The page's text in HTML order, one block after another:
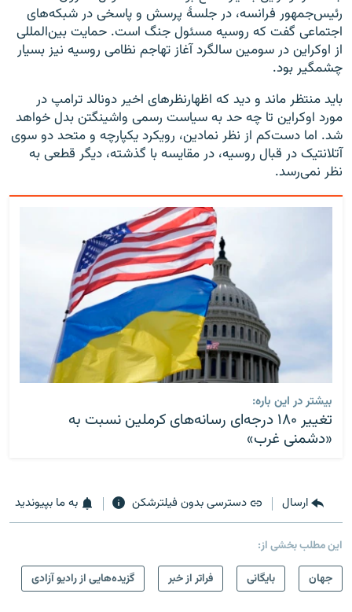
رئیس‌جمهور فرانسه، در جلسهٔ پرسش و پاسخی در شبکه‌های
اجتماعی گفت که روسیه مسئول جنگ است. حمایت بین‌المللی
از اوکراین در سومین سالگرد آغاز تهاجم نظامی روسیه نیز بسیار
چشمگیر بود.
باید منتظر ماند و دید که اظهارنظرهای اخیر دونالد ترامپ در
مورد اوکراین تا چه حد به سیاست رسمی واشینگتن بدل خواهد
شد. اما دست‌کم از نظر نمادین، رویکرد یکپارچه و متحد دو سوی
آتلانتیک در قبال روسیه، در مقایسه با گذشته، دیگر قطعی به
نظر نمی‌رسد.
بیشتر در این باره:
تغییر ۱۸۰ درجه‌ای رسانه‌های کرملین نسبت به
«دشمنی غرب»
ارسال دسترسی بدون فیلترشکن به ما بپیوندید
این مطلب بخشی از:
جهان
بایگانی فراتر از خبر گزیده‌هایی از رادیو آزادی